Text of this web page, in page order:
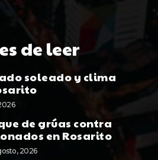
de leer
soleado y clima
de grúas contra
en Rosarito
2026